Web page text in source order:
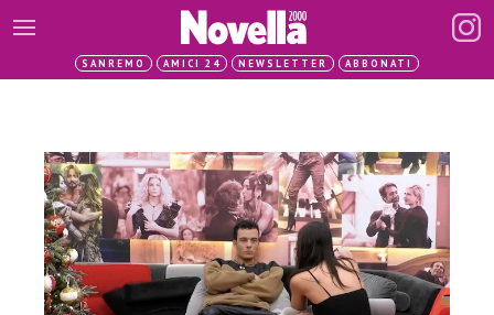
SANREMO AMICI 24 NEWSLETTER ABBONATI